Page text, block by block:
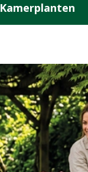
Kamerplanten